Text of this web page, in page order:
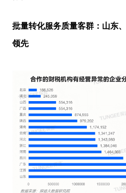
批量转化服务质量客群：山东
领先